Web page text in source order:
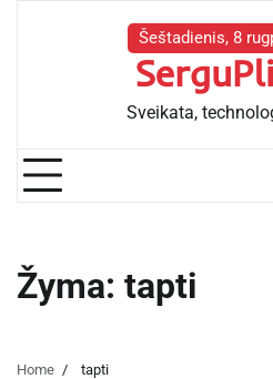
Šeštadienis, 8
Sveikata,
Žyma: tapti
Home tapti